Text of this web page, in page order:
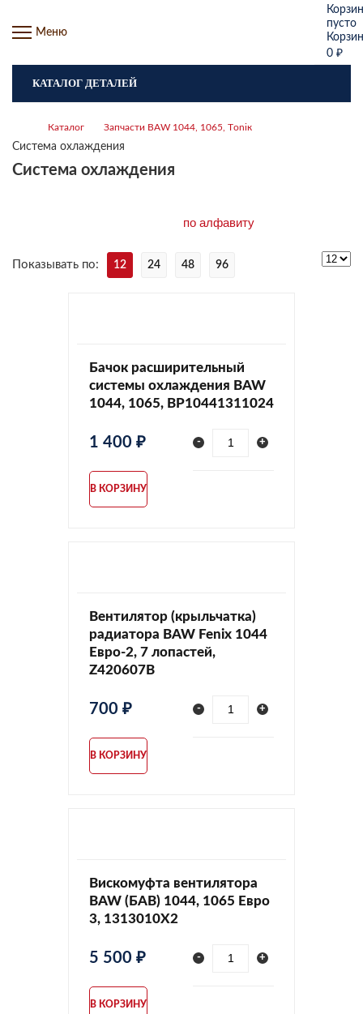
Меню
пусто
0 ₽
КАТАЛОГ ДЕТАЛЕЙ
Каталог Запчасти BАW 1044, 1065, Tоniк
Система охлаждения
Система охлаждения
Показывать по: 12 24 48 96
Бачок расширительный
системы охлаждения BAW
1044, 1065, BP10441311024
1 400 ₽ - +
В КОРЗИНУ
Вентилятор (крыльчатка)
радиатора BAW Fenix 1044
Евро-2, 7 лопастей,
Z420607B
700 ₽ - +
В КОРЗИНУ
Вискомуфта вентилятора
BAW (БАВ) 1044, 1065 Евро
3, 1313010X2
5 500 ₽ - +
В КОРЗИНУ